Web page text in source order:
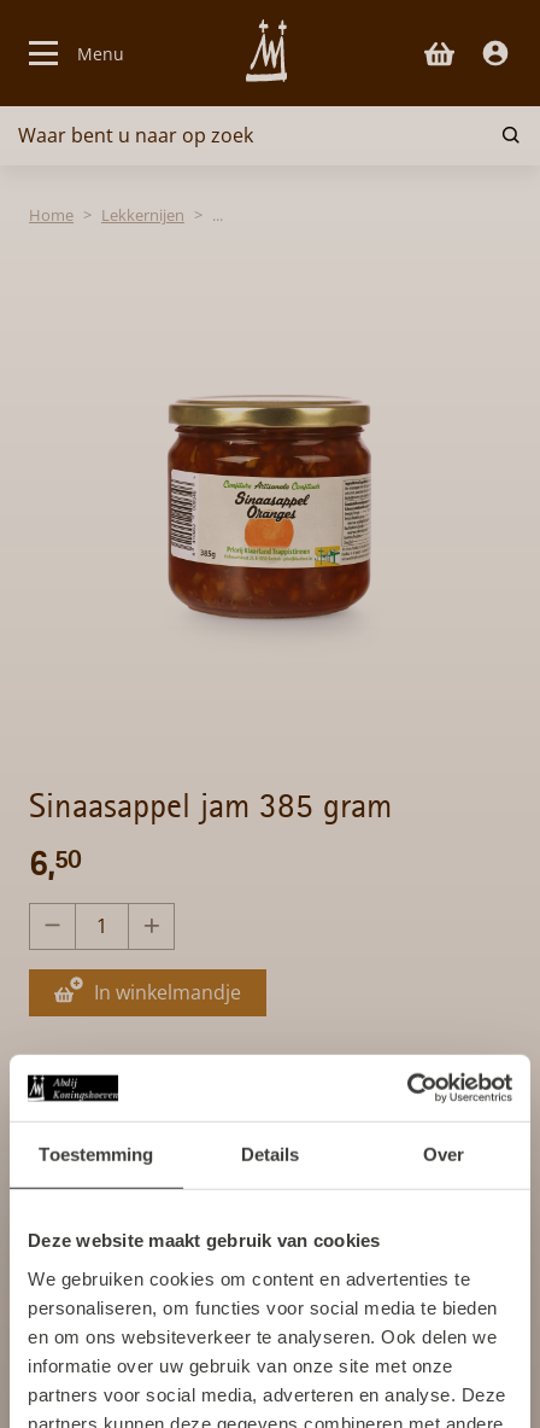
Toestemming Details Over
Deze website maakt gebruik van cookies
We gebruiken cookies om content en advertenties te
personaliseren, om functies voor social media te bieden
en om ons websiteverkeer te analyseren. Ook delen we
informatie over uw gebruik van onze site met onze
partners voor social media, adverteren en analyse. Deze
partners kunnen deze gegevens combineren met andere
Over ons
Contact
Menu
Waar bent u naar op zoek
Welkom bij de Kloosterwinkel
van Abdij Koningshoeven
Om verder te gaan moet u 18 jaar of
ouder zijn.
Home Lekkernijen
Sinaasappel jam 385 gram
6,50
In winkelmandje
Gratis verzending bij bestellingen boven de 75,- euro
Binnen enkele werkdagen geleverd! (mits op voorraad)
De monniken van Abdij Koningshoeven staan aan de wieg
van elk product dat in de abdij wordt vervaardigd.
Productomschrijving
Eén van onze meestverkochte soorten. Voor deze
confituur gebruiken we enkel biologische
ingrediënten: bio-suiker, bio-citroenen en bio-